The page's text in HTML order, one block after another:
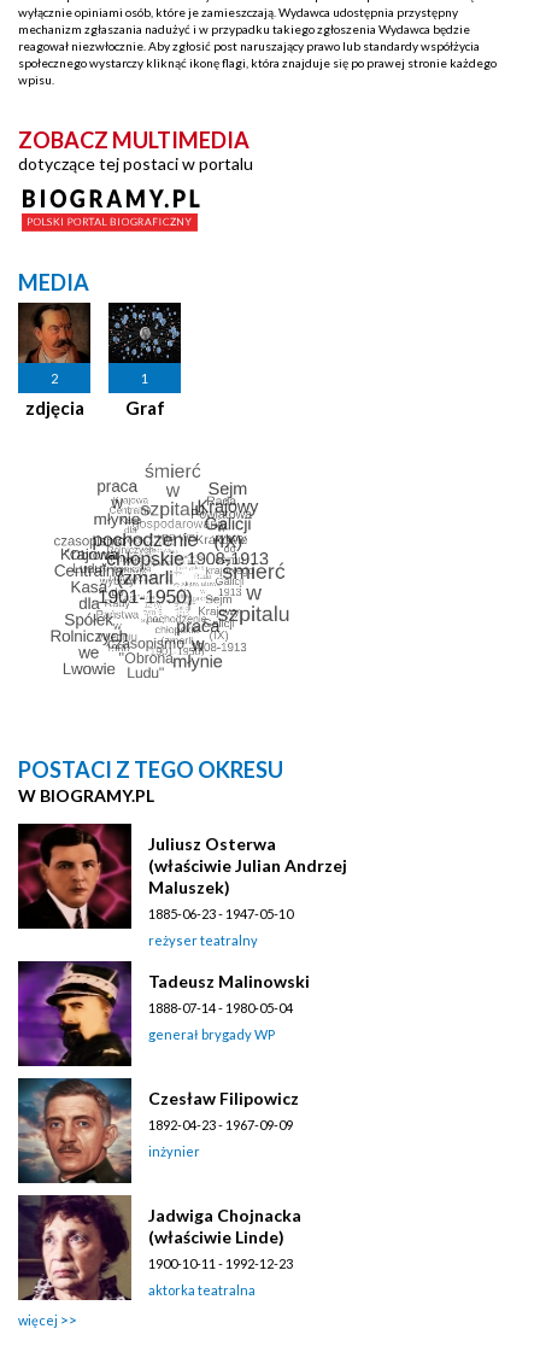
wyłącznie opiniami osób, które je zamieszczają. Wydawca udostępnia przystępny
mechanizm zgłaszania nadużyć i w przypadku takiego zgłoszenia Wydawca będzie
reagował niezwłocznie. Aby zgłosić post naruszający prawo lub standardy współżycia
społecznego wystarczy kliknąć ikonę flagi, która znajduje się po prawej stronie każdego
wpisu.
ZOBACZ MULTIMEDIA
dotyczące tej postaci w portalu
MEDIA
2
zdjęcia
1
Graf
POSTACI Z TEGO OKRESU
W BIOGRAMY.PL
Juliusz Osterwa
(właściwie Julian Andrzej
Maluszek)
1885-06-23 - 1947-05-10
reżyser teatralny
Tadeusz Malinowski
1888-07-14 - 1980-05-04
generał brygady WP
Czesław Filipowicz
1892-04-23 - 1967-09-09
inżynier
Jadwiga Chojnacka
(właściwie Linde)
1900-10-11 - 1992-12-23
aktorka teatralna
więcej